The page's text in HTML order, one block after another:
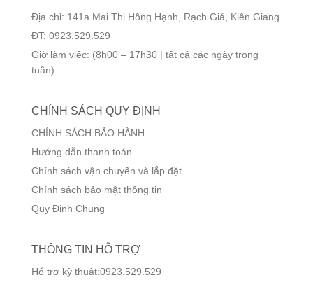
Địa chỉ: 141a Mai Thị Hồng Hạnh, Rạch Giá, Kiên Giang
ĐT: 0923.529.529
Giờ làm việc: (8h00 – 17h30 | tất cả các ngày trong
tuần)
CHÍNH SÁCH QUY ĐỊNH
CHÍNH SÁCH BẢO HÀNH
Hướng dẫn thanh toán
Chính sách vận chuyển và lắp đặt
Chính sách bảo mật thông tin
Quy Định Chung
THÔNG TIN HỖ TRỢ
Hổ trợ kỹ thuật:0923.529.529